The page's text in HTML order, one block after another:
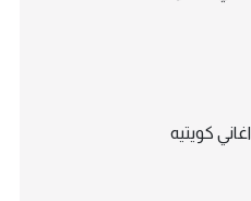
اغاني كويتيه